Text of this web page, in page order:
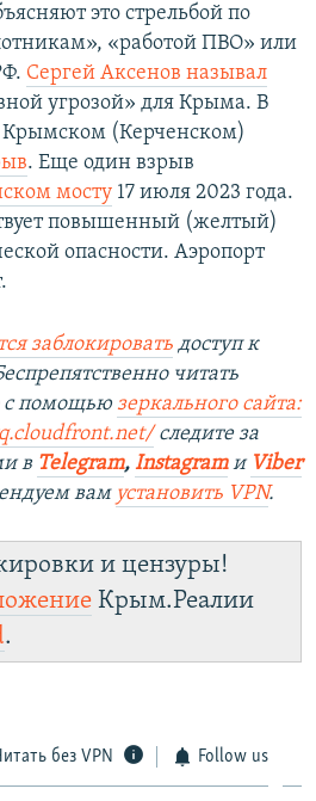
это стрельбой по
«работой ПВО» или
Сергей Аксенов называл
угрозой» для Крыма. В
Крымском (Керченском)
. Еще один взрыв
мосту 17 июля 2023 года.
повышенный (желтый)
опасности. Аэропорт
заблокировать доступ к
читать
помощью зеркального сайта:
следите за
в Telegram, Instagramи Viber
вам установить VPN.
и цензуры!
Крым.Реалии
.
без VPN Follow us